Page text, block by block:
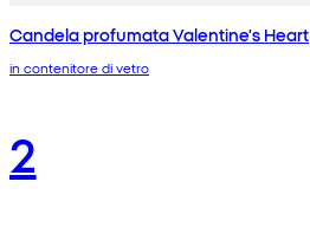
Candela profumata Valentine's Heart
in contenitore di vetro
2